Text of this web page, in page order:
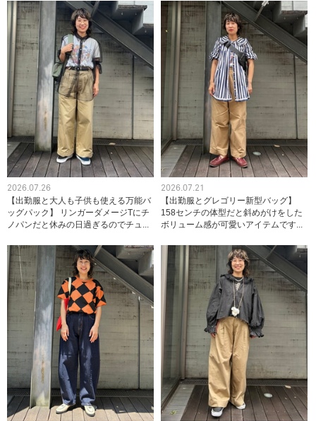
2026.07.26
【出勤服と大人も子供も使える万能バ
ッグパック】 リンガーダメージTにチ
ノパンだと休みの日過ぎるのでチュ...
2026.07.21
【出勤服とグレゴリー新型バッグ】
158センチの体型だと斜めがけをした
ボリューム感が可愛いアイテムです...